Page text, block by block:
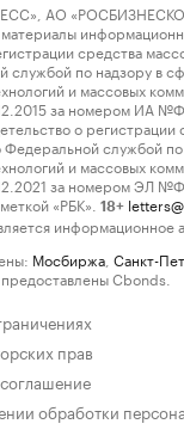
АО
средства
службой по надзору в
и массовых
за номером ИА
о
службой по
и массовых
за номером ЭЛ
«РБК».
18+
информационное
Мосбиржа Санкт-
Cbonds.
прав
обработки